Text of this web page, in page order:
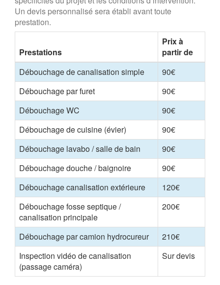
Un devis personnalisé sera établi avant toute
prestation.
Prestations
Prix à
partir de
Débouchage de canalisation simple
90€
Débouchage par furet
90€
Débouchage WC
90€
Débouchage de cuisine (évier)
90€
Débouchage lavabo / salle de bain
90€
Débouchage douche / baignoire
90€
Débouchage canalisation extérieure
120€
Débouchage fosse septique /
canalisation principale
200€
Débouchage par camion hydrocureur
210€
Inspection vidéo de canalisation
(passage caméra)
Sur devis